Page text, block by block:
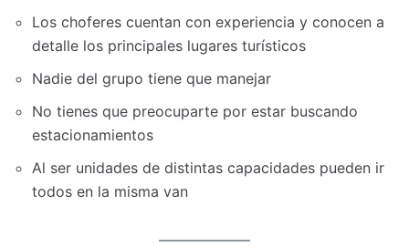
Los choferes cuentan con experiencia y conocen a
detalle los principales lugares turísticos
Nadie del grupo tiene que manejar
No tienes que preocuparte por estar buscando
estacionamientos
Al ser unidades de distintas capacidades pueden ir
todos en la misma van